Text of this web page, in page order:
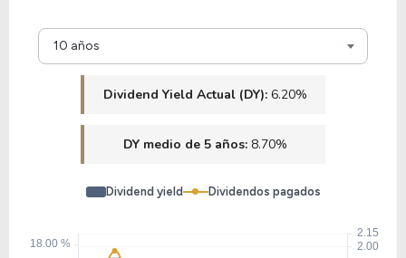
10 años
Dividend Yield Actual (DY): 6.20%
DY medio de 5 años: 8.70%
Dividend yield Dividendos pagados